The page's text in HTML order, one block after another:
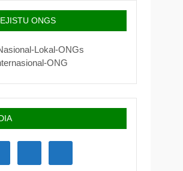
ONGS
Lokal-ONGs
ONG